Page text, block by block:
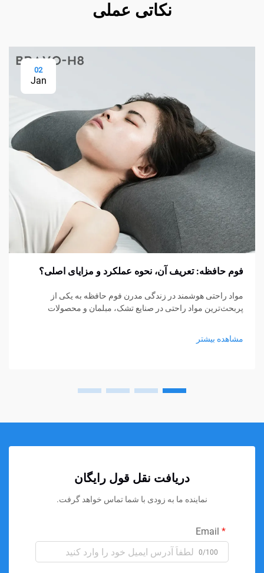
نکاتی عملی
02
Jan
فوم حافظه: تعریف آن، نحوه عملکرد و مزایای اصلی؟
مواد راحتی هوشمند در زندگی مدرن فوم حافظه به یکی از
پربحث‌ترین مواد راحتی در صنایع تشک، مبلمان و محصولات
مشاهده بیشتر
دریافت نقل قول رایگان
نماینده ما به زودی با شما تماس خواهد گرفت.
0/100